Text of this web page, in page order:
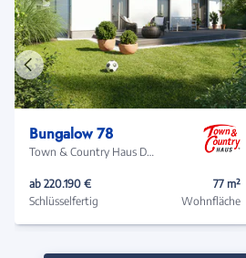
Bungalow 78
Town & Country Haus Deutschland
ab 220.190 €
Schlüsselfertig
77 m²
Wohnfläche
Vorheriges
Haus